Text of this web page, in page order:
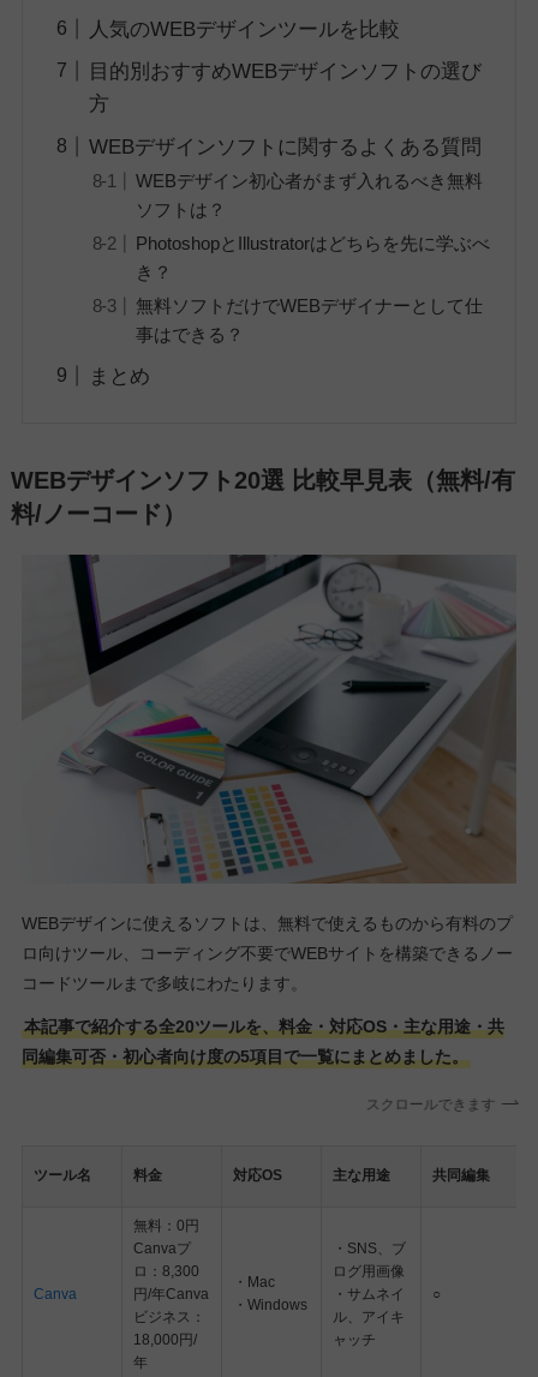
人気のWEBデザインツールを比較
目的別おすすめWEBデザインソフトの選び
方
WEBデザインソフトに関するよくある質問
WEBデザイン初心者がまず入れるべき無料
ソフトは？
PhotoshopとIllustratorはどちらを先に学ぶべ
き？
無料ソフトだけでWEBデザイナーとして仕
事はできる？
まとめ
WEBデザインソフト20選 比較早見表（無料/有
料/ノーコード）
WEBデザインに使えるソフトは、無料で使えるものから有料のプ
ロ向けツール、コーディング不要でWEBサイトを構築できるノー
コードツールまで多岐にわたります。
本記事で紹介する全20ツールを、料金・対応OS・主な用途・共
同編集可否・初心者向け度の5項目で一覧にまとめました。
スクロールできます
ツール名 料金 対応OS 主な用途 共同編集
Canva
無料：0円
Canvaプ
ロ：8,300
円/年Canva
ビジネス：
18,000円/
年
・Mac
・Windows
・SNS、ブ
ログ用画像
・サムネイ
ル、アイキ
ャッチ
○